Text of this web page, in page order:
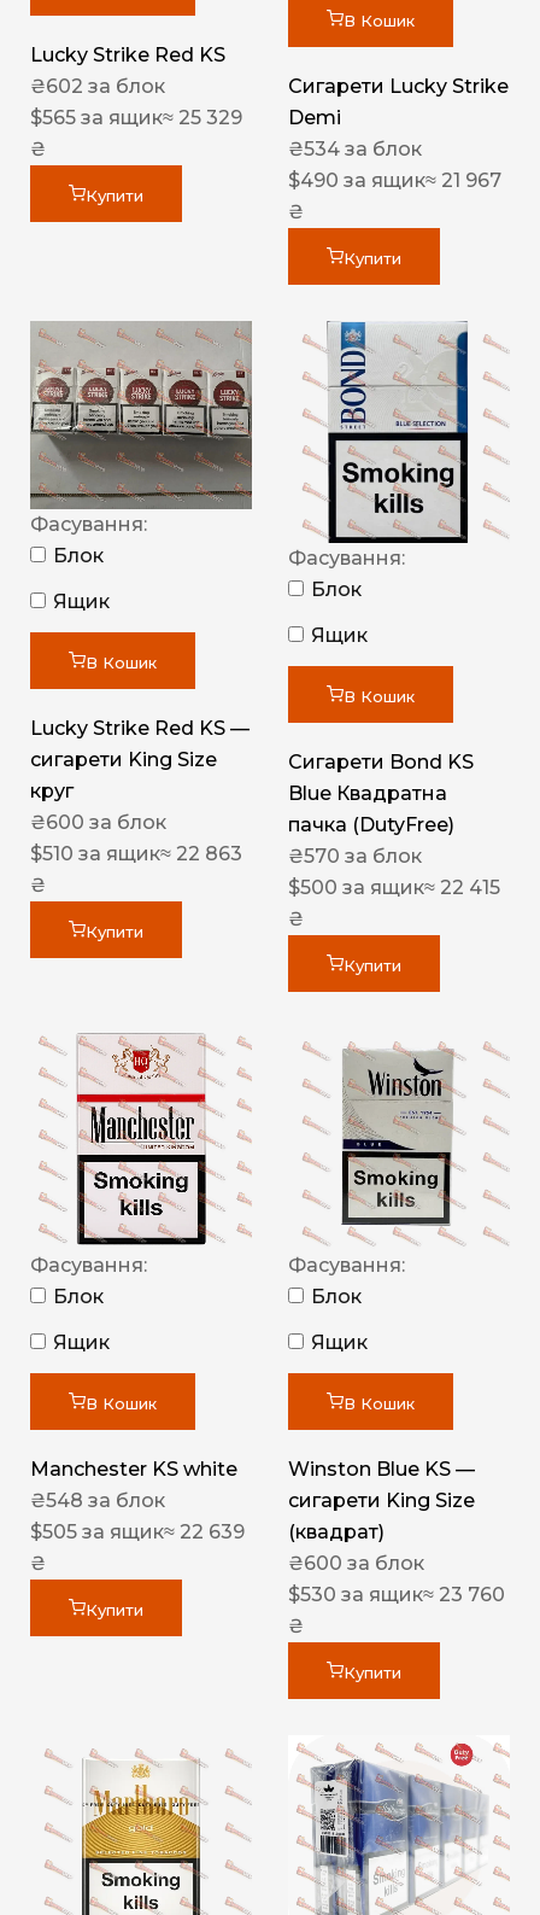
Lucky Strike Red KS
₴602 за блок
$565 за ящик≈ 25 329
₴
Купити
В Кошик
Сигарети Lucky Strike
Demi
₴534 за блок
$490 за ящик≈ 21 967
₴
Купити
Фасування:
Блок
Ящик
В Кошик
Lucky Strike Red KS —
сигарети King Size
круг
₴600 за блок
$510 за ящик≈ 22 863
₴
Купити
Фасування:
Блок
Ящик
В Кошик
Сигарети Bond KS
Blue Квадратна
пачка (DutyFree)
₴570 за блок
$500 за ящик≈ 22 415
₴
Купити
Фасування:
Блок
Ящик
В Кошик
Manchester KS white
₴548 за блок
$505 за ящик≈ 22 639
₴
Купити
Фасування:
Блок
Ящик
В Кошик
Winston Blue KS —
сигарети King Size
(квадрат)
₴600 за блок
$530 за ящик≈ 23 760
₴
Купити